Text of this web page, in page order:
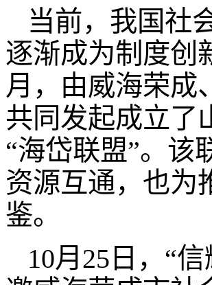
当前，我国社
逐渐成为制度创
月，由威海荣成
共同发起成立
“海岱联盟”。该
资源互通，也为
鉴。
10月25日，“